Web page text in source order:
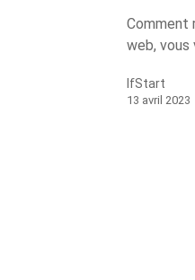
Comment
web,
IfStart
13 avril 2023